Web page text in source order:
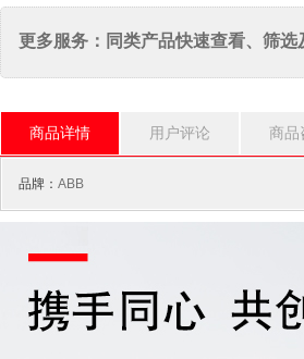
更多服务：同类产品快速查看、筛选
商品详情 用户评论 商品
品牌： ABB